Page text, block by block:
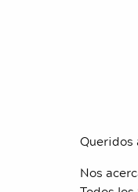
Queridos
Nos